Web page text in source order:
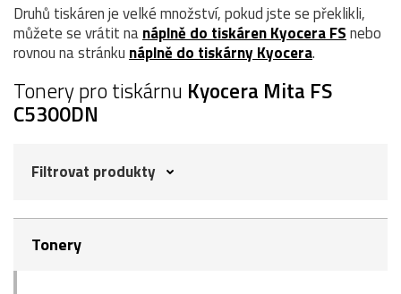
Druhů tiskáren je velké množství, pokud jste se překlikli,
můžete se vrátit nanáplně do tiskáren Kyocera FSnebo
rovnou na stránku náplně do tiskárny Kyocera.
Tonery pro tiskárnu Kyocera Mita FS
C5300DN
Filtrovat produkty
Tonery